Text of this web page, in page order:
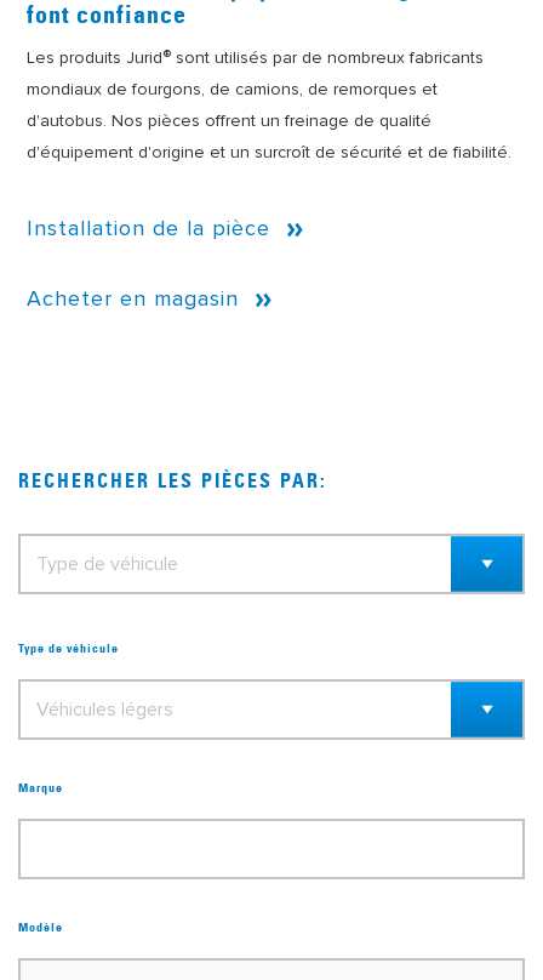
font confiance
Les produits Jurid® sont utilisés par de nombreux fabricants
mondiaux de fourgons, de camions, de remorques et
d'autobus. Nos pièces offrent un freinage de qualité
d'équipement d'origine et un surcroît de sécurité et de fiabilité.
Installation de la pièce
Acheter en magasin
RECHERCHER LES PIÈCES PAR:
Type de véhicule
Marque
Modèle